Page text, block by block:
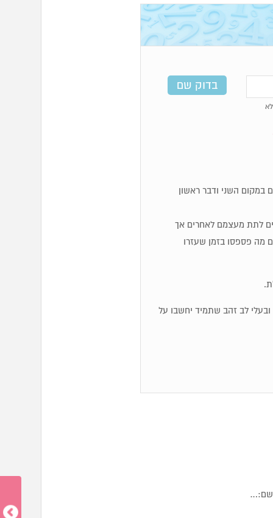
במקום השני ודבר ראשון
לתת מעצמם לאחרים אך
מה פספסו בזמן שעזרו
ובעלי לב זהב שתמיד יחשבו על